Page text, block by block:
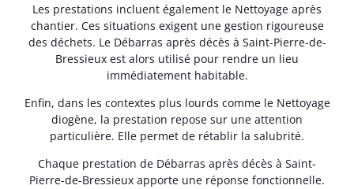
Les prestations incluent également le Nettoyage après
chantier. Ces situations exigent une gestion rigoureuse
des déchets. Le Débarras après décès à Saint-Pierre-de-
Bressieux est alors utilisé pour rendre un lieu
immédiatement habitable.
Enfin, dans les contextes plus lourds comme le Nettoyage
diogène, la prestation repose sur une attention
particulière. Elle permet de rétablir la salubrité.
Chaque prestation de Débarras après décès à Saint-
Pierre-de-Bressieux apporte une réponse fonctionnelle.